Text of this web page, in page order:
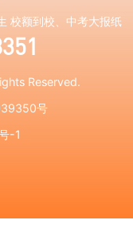
校额到校、中考大报纸
Reserved.
号
-1